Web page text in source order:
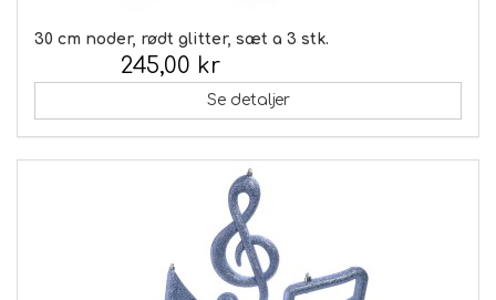
30 cm noder, rødt glitter, sæt a 3 stk.
245,00 kr
Se detaljer